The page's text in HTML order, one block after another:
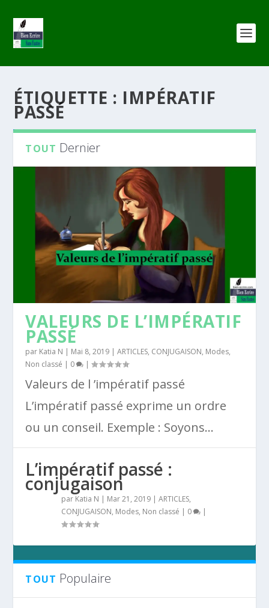
ÉTIQUETTE : IMPÉRATIF
PASSÉ
TOUT Dernier
VALEURS DE L’IMPÉRATIF
PASSÉ
par Katia N | Mai 8, 2019 |ARTICLES, CONJUGAISON, Modes,
Non classé | 0 |
Valeurs de l ’impératif passé
L’impératif passé exprime un ordre
ou un conseil. Exemple : Soyons...
L’impératif passé :
conjugaison
par Katia N | Mar 21, 2019 |ARTICLES,
CONJUGAISON, Modes, Non classé | 0 |
TOUT Populaire